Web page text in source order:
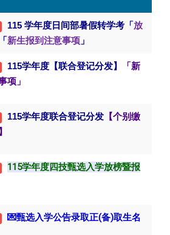
115 学年度日间部暑假转学考「放
新生报到注意事项 」
115学年度【联合登记分发】
「新
项」
115学年度联合登记分发【个别缴
115学年度四技甄选入学放榜暨报
💌甄选入学公告录取正(备)取生名